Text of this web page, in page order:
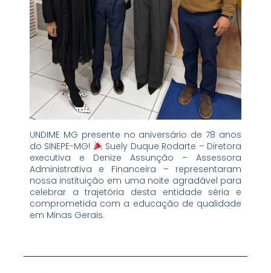
UNDIME MG presente no aniversário de 78 anos
do SINEPE-MG!
Suely Duque Rodarte – Diretora
executiva e Denize Assunção – Assessora
Administrativa e Financeira – representaram
nossa instituição em uma noite agradável para
celebrar a trajetória desta entidade séria e
comprometida com a educação de qualidade
em Minas Gerais.